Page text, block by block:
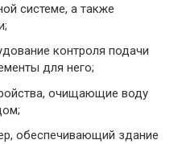
системе, а также
контроля подачи
для него;
очищающие воду
обеспечивающий здание